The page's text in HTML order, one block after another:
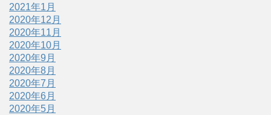
2021年1月
2020年12月
2020年11月
2020年10月
2020年9月
2020年8月
2020年7月
2020年6月
2020年5月